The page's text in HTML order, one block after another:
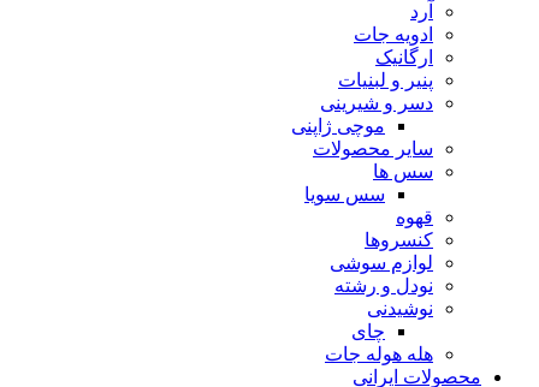
آرد
ادویه جات
ارگانیک
پنیر و لبنیات
دسر و شیرینی
موچی ژاپنی
سایر محصولات
سس ها
سس سویا
قهوه
کنسروها
لوازم سوشی
نودل و رشته
نوشیدنی
چای
هله هوله جات
محصولات ایرانی